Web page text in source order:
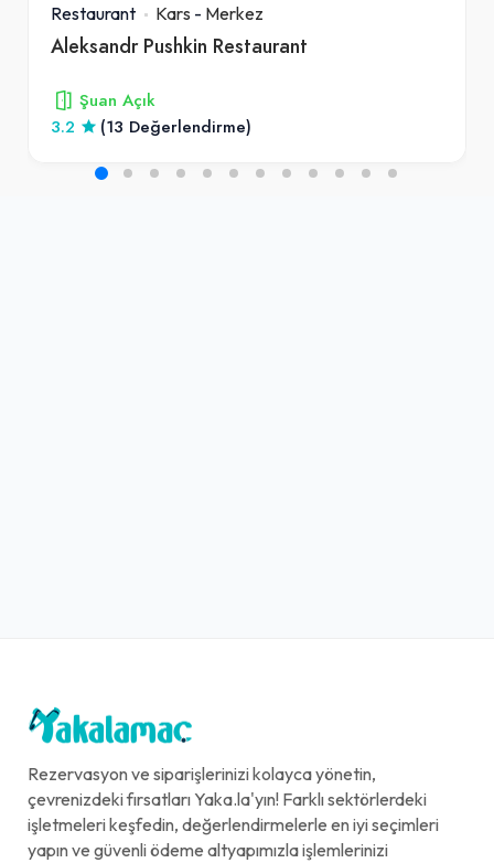
Restaurant Kars - Merkez
Aleksandr Pushkin Restaurant
Şuan Açık
3.2
(13 Değerlendirme)
Rezervasyon ve siparişlerinizi kolayca yönetin,
çevrenizdeki fırsatları Yaka.la'yın! Farklı sektörlerdeki
işletmeleri keşfedin, değerlendirmelerle en iyi seçimleri
yapın ve güvenli ödeme altyapımızla işlemlerinizi